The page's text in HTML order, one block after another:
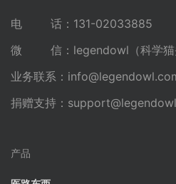
电 话：131-02033885
微 信：legendowl（科学猫
业务联系：
捐赠支持：
产品